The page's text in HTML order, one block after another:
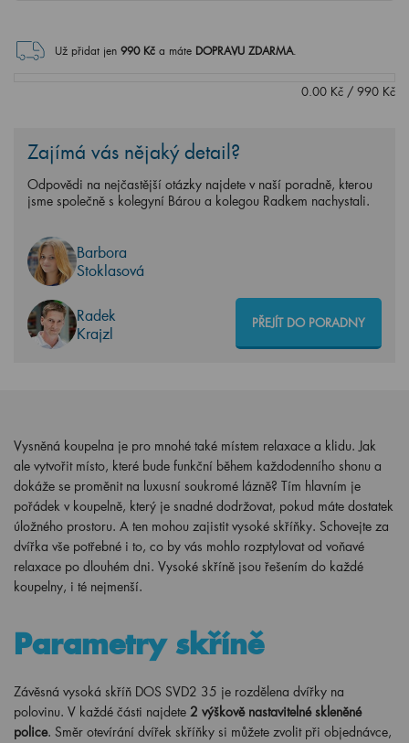
Už přidat jen 990Kč a máte DOPRAVU ZDARMA.
0.00 Kč / 990 Kč
Zajímá vás nějaký detail?
Odpovědi na nejčastější otázky najdete v naší poradně, kterou
jsme společně s kolegyní Bárou a kolegou Radkem nachystali.
Barbora
Stoklasová
Radek
Krajzl
PŘEJÍT DO PORADNY
Vysněná koupelna je pro mnohé také místem relaxace a klidu. Jak
ale vytvořit místo, které bude funkční během každodenního shonu a
dokáže se proměnit na luxusní soukromé lázně? Tím hlavním je
pořádek v koupelně, který je snadné dodržovat, pokud máte dostatek
úložného prostoru. A ten mohou zajistit vysoké skříňky. Schovejte za
dvířka vše potřebné i to, co by vás mohlo rozptylovat od voňavé
relaxace po dlouhém dni. Vysoké skříně jsou řešením do každé
koupelny, i té nejmenší.
Parametry skříně
Závěsná vysoká skříň DOS SVD2 35 je rozdělena dvířky na
polovinu. V každé části najdete 2 výškově nastavitelné skleněné
police. Směr otevírání dvířek skříňky si můžete zvolit při objednávce,